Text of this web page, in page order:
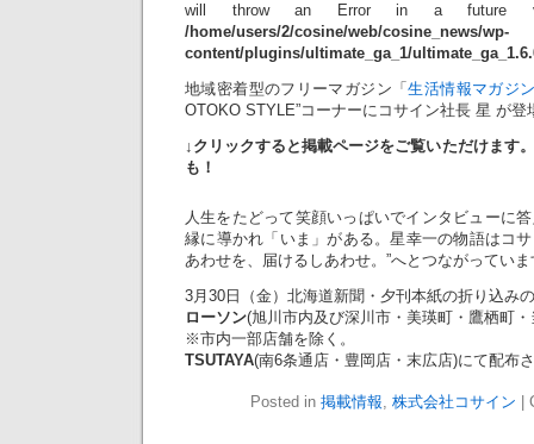
will throw an Error in a future
/home/users/2/cosine/web/cosine_news/wp-
content/plugins/ultimate_ga_1/
地域密着型のフリーマガジン「生活情報マガジ
OTOKO STYLE”コーナーにコサイン社長 星 が登
↓クリックすると掲載ページをご覧いただけます
も！
人生をたどって笑顔いっぱいでインタビューに
縁に導かれ「いま」がある。星幸一の物語はコサ
あわせを、届けるしあわせ。”へとつながっていま
3月30日（金）北海道新聞・夕刊本紙の折り込み
ローソン(旭川市内及び深川市・美瑛町・鷹栖町
※市内一部店舗を除く。
TSUTAYA(南6条通店・豊岡店・末広店)にて配布
Posted in 掲載情報, 株式会社コサイン